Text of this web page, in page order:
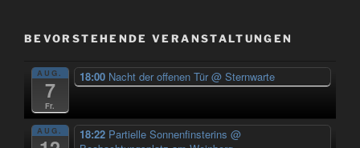
BEVORSTEHENDE VERANSTALTUNGEN
AUG.
7
Fr.
18:00 Nacht der offenen Tür@ Sternwarte
AUG. 18:22 Partielle Sonnenfinsterins @